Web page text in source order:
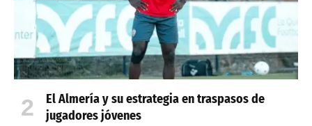
El Almería y su estrategia en traspasos de
jugadores jóvenes